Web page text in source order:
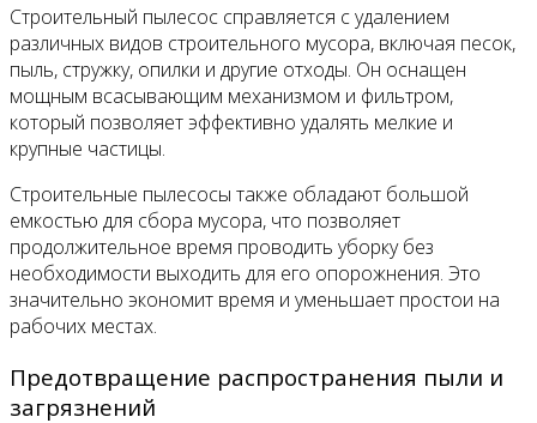
Строительный пылесос справляется с удалением
различных видов строительного мусора, включая песок,
пыль, стружку, опилки и другие отходы. Он оснащен
мощным всасывающим механизмом и фильтром,
который позволяет эффективно удалять мелкие и
крупные частицы.
Строительные пылесосы также обладают большой
емкостью для сбора мусора, что позволяет
продолжительное время проводить уборку без
необходимости выходить для его опорожнения. Это
значительно экономит время и уменьшает простои на
рабочих местах.
Предотвращение распространения пыли и
загрязнений